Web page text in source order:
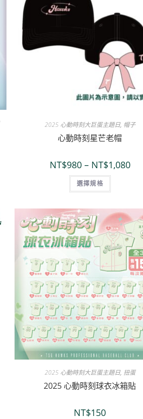
2025 心動時刻大巨蛋主題日, 帽子
心動時刻星芒老帽
NT$980– NT$1,080
選擇規格
2025 心動時刻大巨蛋主題日, 扭蛋
2025 心動時刻球衣冰箱貼
NT$150